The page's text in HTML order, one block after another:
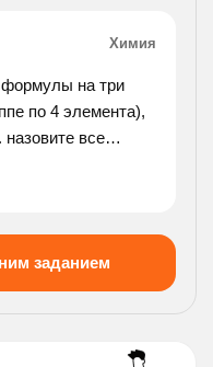
Химия
формулы на три
по 4 элемента),
все
kno2.
заданием